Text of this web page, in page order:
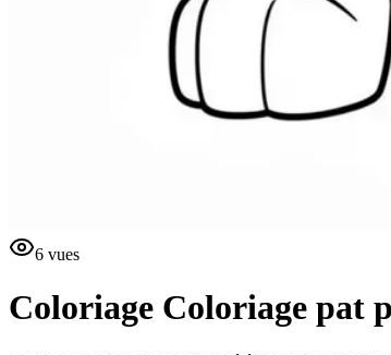
6 vues
Coloriage Coloriage pat